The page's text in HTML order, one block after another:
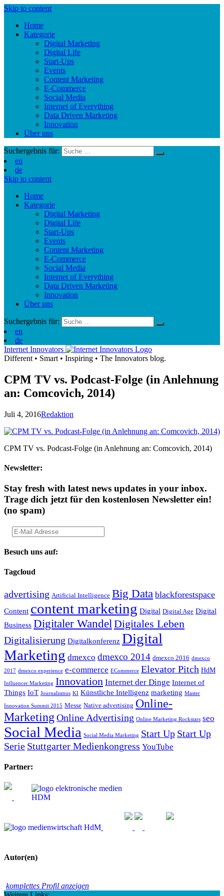
Skip to content
Home
Kategorie
Digital Marketing
Digital Life
Start-Ups
Events
Content Marketing
E-Commerce
Social Media
Internet of Everything
Data Driven Marketing
Innovation
Über uns
Suchergebnis für:
en
de
Skip to content
Home
Kategorie
Digital Marketing
Digital Life
Start-Ups
Events
Content Marketing
E-Commerce
Social Media
Internet of Everything
Data Driven Marketing
Innovation
Über uns
Suchergebnis für:
en
de
Internet Innovators
Different • Smart • Inspiring • The Innovators blog.
CPM TV vs. Podcast-Folge (in Anlehnung
an: Comcovich, 2014)
Juli 4, 2016Redaktion
CPM TV vs. Podcast-Folge (in Anlehnung an: Comcovich, 2014)
Newsletter:
Stay fresh with latest news updates in your inbox.
Trage dich jetzt für den kostenlosen Newsletter ein!
(no spam)
Besuch uns auf:
Tagcloud
advertising Artificial Intelligence Big Data blackforestspace
Content content marketing Digital Digital Age Digital
Business Digitaler Wandel Digitales Leben
Digitalisierung Digitalkonferenz Digital
Marketing dmexco dmexco 2014 dmexco 2016 dmexco
2017 dmexco experience e-commerce ECommerce Elevator Pitch HdM
Influencer Marketing Innovation Internet der Dinge Internet of
Things IoT Journalismus KI Künstliche Intelligenz marketing Master
Innovation Summit 2015 Messe Native advertising Online-
Marketing Online Advertising Online Marketing Rockstars seo
Social Media Social Media Marketing Start Up Start Up
Serie Stuttgarter Medienkongress YouTube
Partner:
Autor(en)
komplettes Profil anzeigen